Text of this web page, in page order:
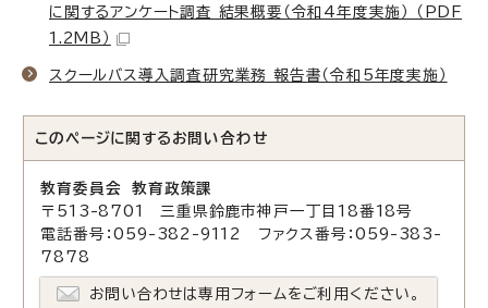
に関するアンケート調査 結果概要（令和4年度実施） （PDF
1.2MB）
スクールバス導入調査研究業務 報告書（令和5年度実施）
このページに関する お問い合わせ
教育委員会 教育政策課
〒513-8701 三重県鈴鹿市神戸一丁目18番18号
電話番号：059-382-9112 ファクス番号：059-383-
7878
お問い合わせは専用フォームをご利用ください。